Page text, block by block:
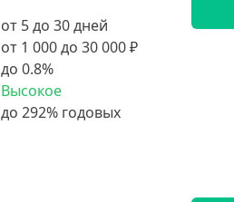
от 5 до 30 дней
от 1 000 до 30 000 ₽
до 0.8%
Высокое